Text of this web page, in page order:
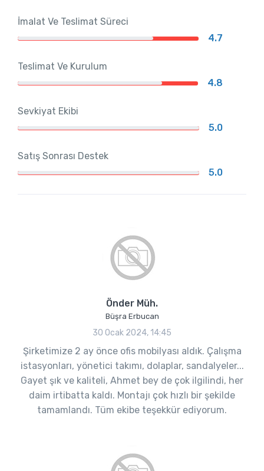
İmalat Ve Teslimat Süreci
4.7
Teslimat Ve Kurulum
4.8
Sevkiyat Ekibi
5.0
Satış Sonrası Destek
5.0
Önder Müh.
Büşra Erbucan
30 Ocak 2024, 14:45
Şirketimize 2 ay önce ofis mobilyası aldık. Çalışma
istasyonları, yönetici takımı, dolaplar, sandalyeler...
Gayet şık ve kaliteli, Ahmet bey de çok ilgilindi, her
daim irtibatta kaldı. Montajı çok hızlı bir şekilde
tamamlandı. Tüm ekibe teşekkür ediyorum.